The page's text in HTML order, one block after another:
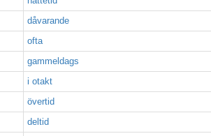
dåvarande
ofta
gammeldags
i otakt
övertid
deltid